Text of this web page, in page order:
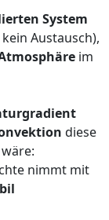
System
Austausch),
im
diese
wäre:
nimmt mit